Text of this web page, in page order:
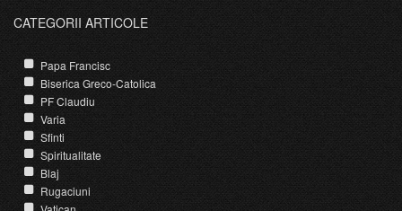
CATEGORII ARTICOLE
Papa Francisc
Biserica Greco-Catolica
PF Claudiu
Varia
Sfinti
Spiritualitate
Blaj
Rugaciuni